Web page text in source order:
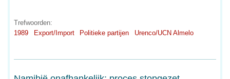
Trefwoorden:
1989
Export/Import Politieke partijen Urenco/UCN Almelo